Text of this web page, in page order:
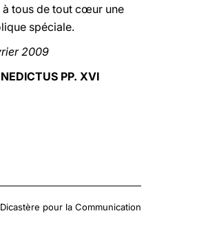
tous de tout cœur une
spéciale.
2009
PP. XVI
pour la Communication